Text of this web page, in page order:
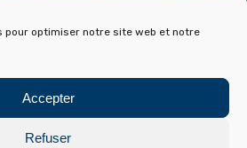
pour optimiser notre site web et notre
Accepter
Refuser
CONTACT
PARTENAIRES
& MÉDIAS
ARCHIVES DE FONT ROMEU